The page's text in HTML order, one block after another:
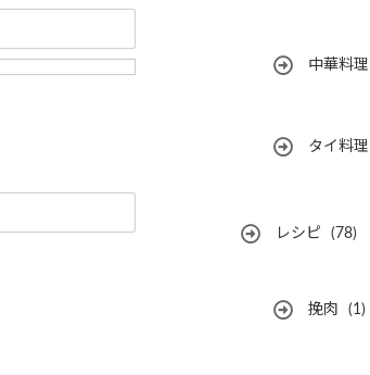
中華料理
タイ料理
レシピ (78)
挽肉 (1)